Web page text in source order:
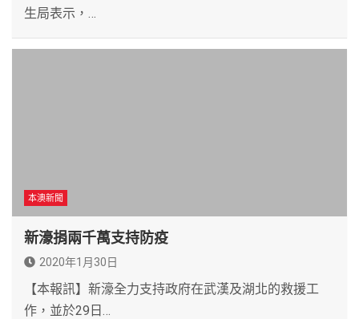
生局表示，…
本澳新聞
新濠捐兩千萬支持防疫
2020年1月30日
【本報訊】新濠全力支持政府在武漢及湖北的救援工
作，並於29日…